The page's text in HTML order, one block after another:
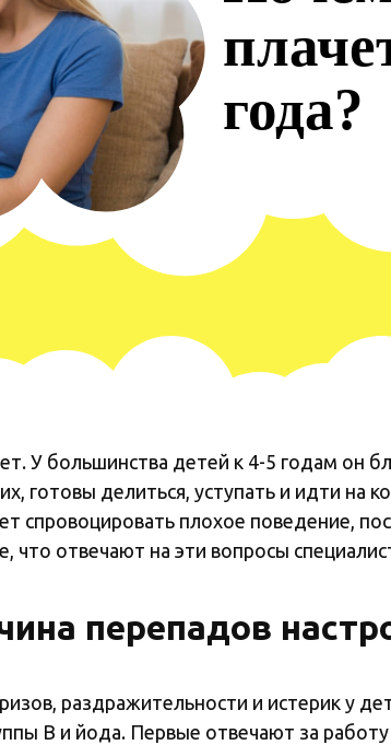
года?
У большинства детей к 4-5 годам он
готовы делиться, уступать и идти на
спровоцировать плохое поведение,
что отвечают на эти вопросы
перепадов
раздражительности и истерик у
В и йода. Первые отвечают за